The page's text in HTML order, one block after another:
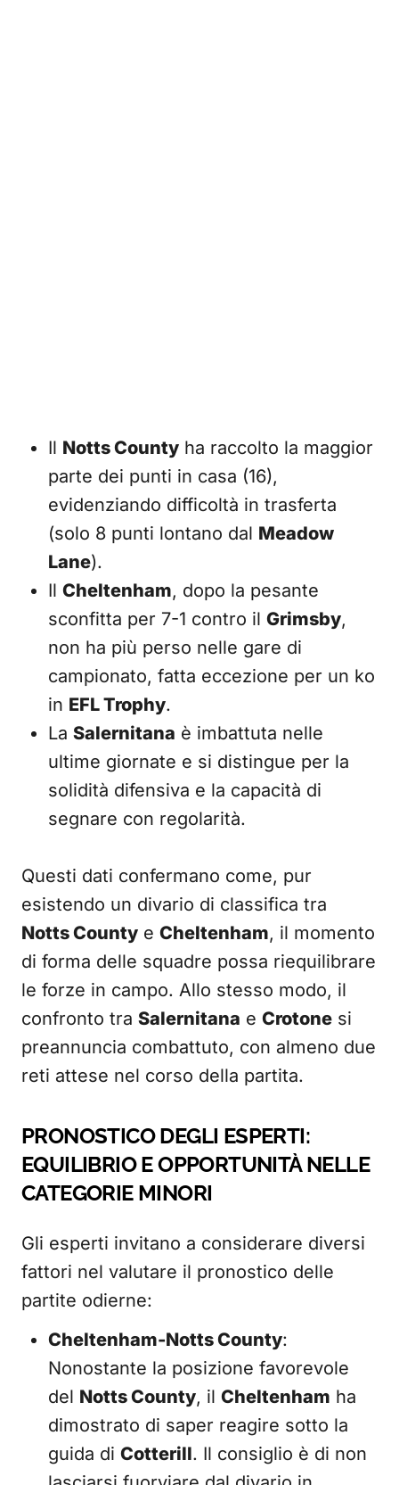
Il Notts County ha raccolto la maggior
parte dei punti in casa (16),
evidenziando difficoltà in trasferta
(solo 8 punti lontano dal Meadow
Lane).
Il Cheltenham, dopo la pesante
sconfitta per 7-1 contro il Grimsby,
non ha più perso nelle gare di
campionato, fatta eccezione per un ko
in EFL Trophy.
La Salernitana è imbattuta nelle
ultime giornate e si distingue per la
solidità difensiva e la capacità di
segnare con regolarità.
Questi dati confermano come, pur
esistendo un divario di classifica tra
Notts County e Cheltenham, il momento
di forma delle squadre possa riequilibrare
le forze in campo. Allo stesso modo, il
confronto tra Salernitana e Crotone si
preannuncia combattuto, con almeno due
reti attese nel corso della partita.
PRONOSTICO DEGLI ESPERTI:
EQUILIBRIO E OPPORTUNITÀ NELLE
CATEGORIE MINORI
Gli esperti invitano a considerare diversi
fattori nel valutare il pronostico delle
partite odierne:
Cheltenham-Notts County:
Nonostante la posizione favorevole
del Notts County, il Cheltenham ha
dimostrato di saper reagire sotto la
guida di Cotterill. Il consiglio è di non